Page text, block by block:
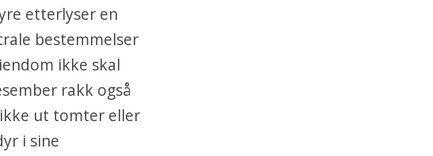
etterlyser en
bestemmelser
ikke skal
rakk også
ut tomter eller
i sine